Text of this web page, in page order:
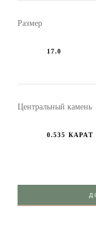
Размер
17.0
Центральный камень
0.535 КАРАТ